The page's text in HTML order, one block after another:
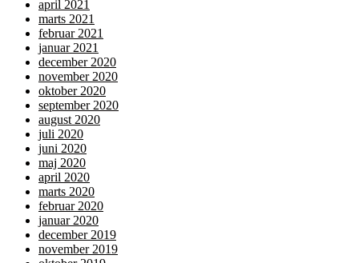
april 2021
marts 2021
februar 2021
januar 2021
december 2020
november 2020
oktober 2020
september 2020
august 2020
juli 2020
juni 2020
maj 2020
april 2020
marts 2020
februar 2020
januar 2020
december 2019
november 2019